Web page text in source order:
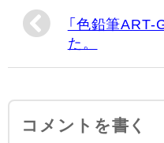
「色鉛筆
た。
コメントを書く